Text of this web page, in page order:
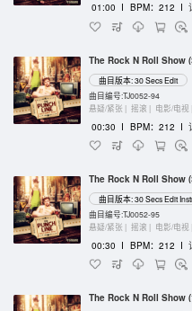
01:00 I BPM：212 I
The Rock N Roll Show
曲目版本: 30 Secs Edit
曲目编号:TJ0052-94
悬疑/紧张 | 摇滚 | 电影/电视 |
00:30 I BPM：212 I
The Rock N Roll Show
曲目版本: 30 Secs Edit
曲目编号:TJ0052-95
悬疑/紧张 | 摇滚 | 电影/电视 |
00:30 I BPM：212 I
The Rock N Roll Show